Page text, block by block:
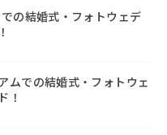
の結婚式・フォトウェデ
ムでの結婚式・フォトウェ
！